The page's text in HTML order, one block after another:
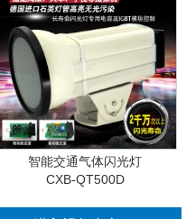
智能交通气体闪光灯
CXB-QT500D